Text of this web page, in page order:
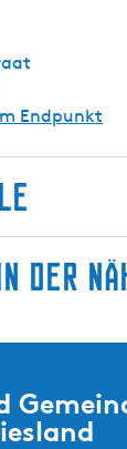
Endpunkt
der